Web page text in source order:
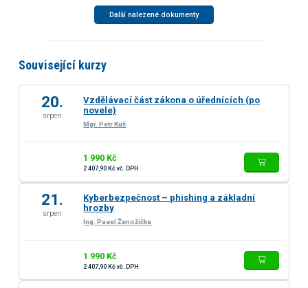
Další nalezené dokumenty
Související kurzy
20.
srpen
Vzdělávací část zákona o úřednících (po
novele)
Mgr. Petr Kuš
1 990 Kč
2 407,90 Kč vč. DPH
21.
srpen
Kyberbezpečnost – phishing a základní
hrozby
Ing. Pavel Ženožička
1 990 Kč
2 407,90 Kč vč. DPH